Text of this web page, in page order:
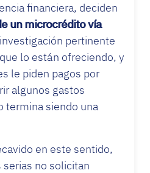
financiera, deciden
un microcrédito vía
pertinente
lo están ofreciendo, y
le piden pagos por
algunos gastos
termina siendo una
en este sentido,
no solicitan